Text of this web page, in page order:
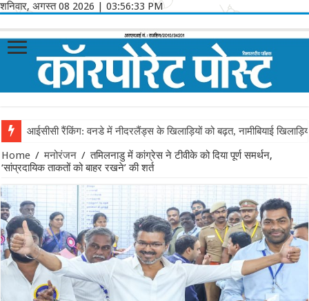
शनिवार, अगस्त 08 2026 | 03:56:33 PM
आईसीसी रैंकिंग: वनडे में नीदरलैंड्स के खिलाड़ियों को बढ़त, नामीबियाई
Home / मनोरंजन / तमिलनाडु में कांग्रेस ने टीवीके को दिया पूर्ण समर्थन,
‘सांप्रदायिक ताकतों को बाहर रखने’ की शर्त